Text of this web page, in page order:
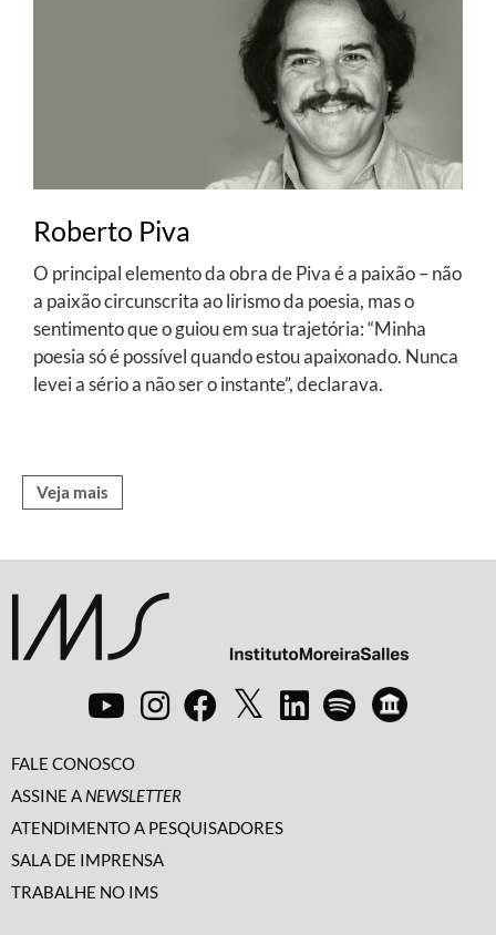
Roberto Piva
O principal elemento da obra de Piva é a paixão – não
a paixão circunscrita ao lirismo da poesia, mas o
sentimento que o guiou em sua trajetória: “Minha
poesia só é possível quando estou apaixonado. Nunca
levei a sério a não ser o instante”, declarava.
Veja mais
FALE CONOSCO
ASSINE A NEWSLETTER
ATENDIMENTO A PESQUISADORES
SALA DE IMPRENSA
TRABALHE NO IMS